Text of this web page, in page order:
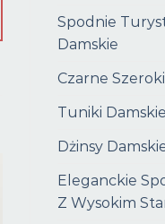
Spodnie
Damskie
Czarne
Tuniki
Dżinsy
Eleganckie
Z Wysokim